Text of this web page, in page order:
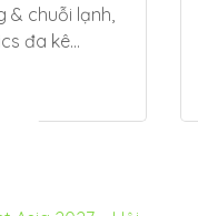
& chuỗi lạnh,
đa kê...